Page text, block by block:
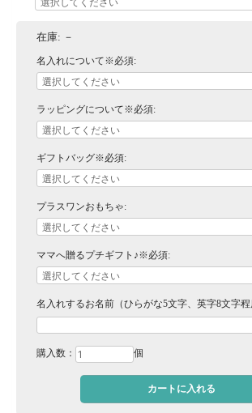
在庫: －
名入れについて※必須:
ラッピングについて※必須:
ギフトバッグ※必須:
プラスワンおもちゃ:
ママへ贈るプチギフト♪※必須:
名入れするお名前（ひらがな5文字、英字8文字程
購入数： 個